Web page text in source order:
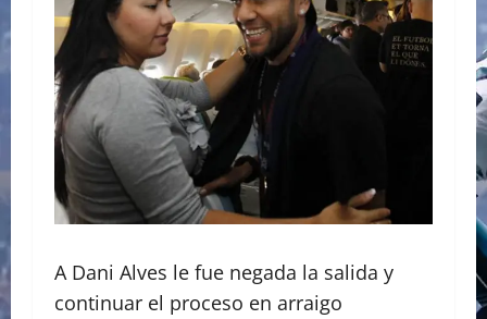
A Dani Alves le fue negada la salida y
continuar el proceso en arraigo